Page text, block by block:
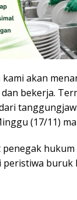
akan
bekerja.
(17/11)
buruk